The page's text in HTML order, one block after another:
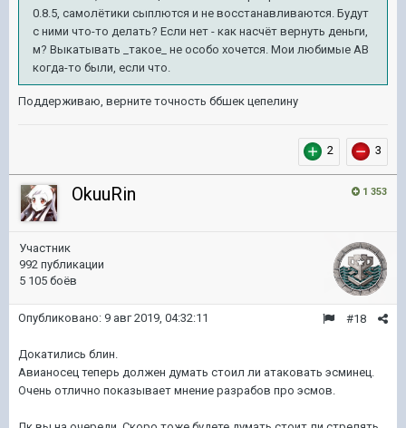
0.8.5, самолётики сыплются и не восстанавливаются. Будут
с ними что-то делать? Если нет - как насчёт вернуть деньги,
м? Выкатывать _такое_ не особо хочется. Мои любимые АВ
когда-то были, если что.
Поддерживаю, верните точность ббшек цепелину
2 3
1 353
OkuuRin
Участник
992 публикации
5 105 боёв
#18
Опубликовано: 9 авг 2019, 04:32:11
Докатились блин.
Авианосец теперь должен думать стоил ли атаковать эсминец.
Очень отлично показывает мнение разрабов про эсмов.